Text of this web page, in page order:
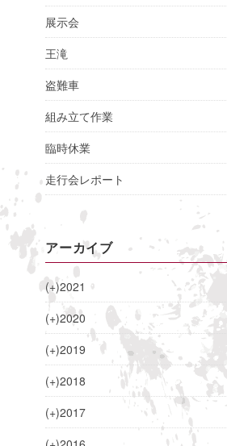
展示会
王滝
盗難車
組み立て作業
臨時休業
走行会レポート
アーカイブ
(+)2021
(+)2020
(+)2019
(+)2018
(+)2017